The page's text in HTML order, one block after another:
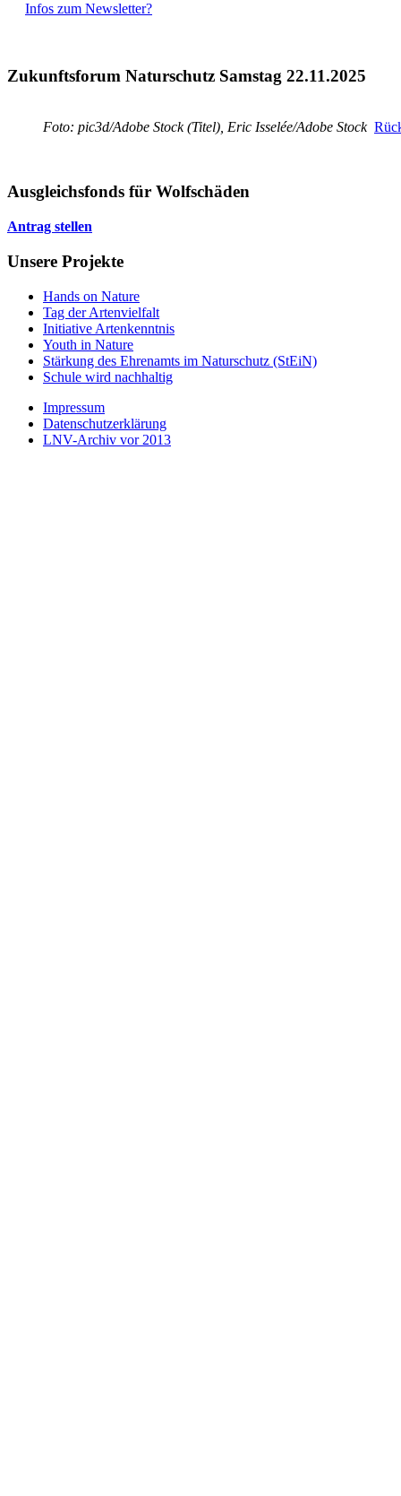
Infos zum Newsletter?
Zukunftsforum Naturschutz Samstag 22.11.2025
Foto: pic3d/Adobe Stock (Titel), Eric Isselée/Adobe Stock
Ausgleichsfonds für Wolfschäden
Antrag stellen
Unsere Projekte
Hands on Nature
Tag der Artenvielfalt
Initiative Artenkenntnis
Youth in Nature
Stärkung des Ehrenamts im Naturschutz (StEiN)
Schule wird nachhaltig
Impressum
Datenschutzerklärung
LNV-Archiv vor 2013